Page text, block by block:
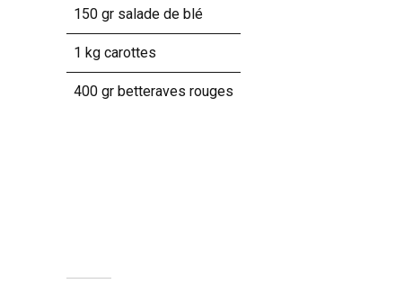
150 gr salade de blé
1 kg carottes
400 gr betteraves rouges